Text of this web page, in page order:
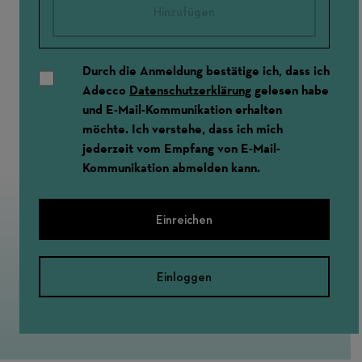
Durch die Anmeldung bestätige ich, dass ich
Adecco Datenschutzerklärung gelesen habe
und E-Mail-Kommunikation erhalten
möchte. Ich verstehe, dass ich mich
jederzeit vom Empfang von E-Mail-
Kommunikation abmelden kann.
Einreichen
Einloggen